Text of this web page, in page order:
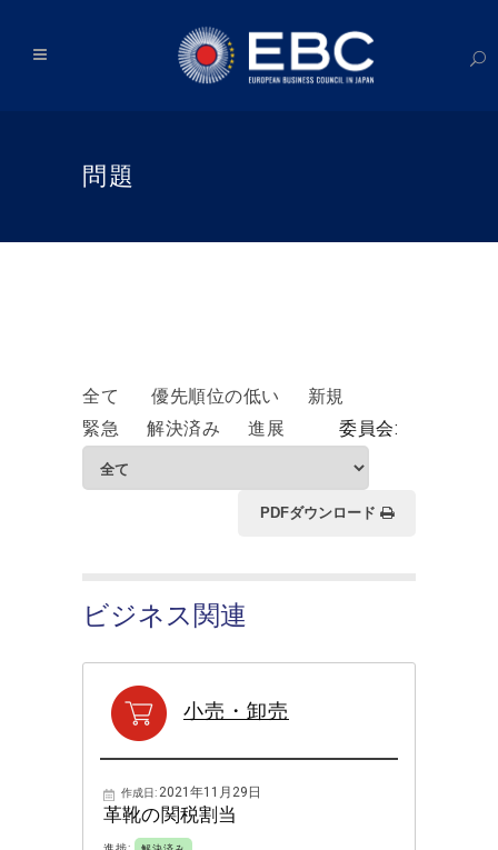
問題
全て 優先順位の低い
新規
緊急
解決済み 進展 委員会:
PDFダウンロード
ビジネス関連
小売・卸売
作成日:2021年11月29日
革靴の関税割当